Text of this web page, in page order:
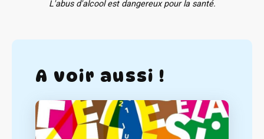
L'abus d'alcool est dangereux pour la santé.
A voir aussi !